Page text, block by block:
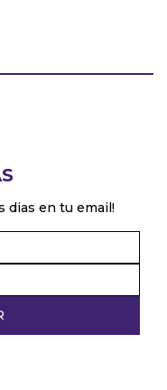
dias en tu email!